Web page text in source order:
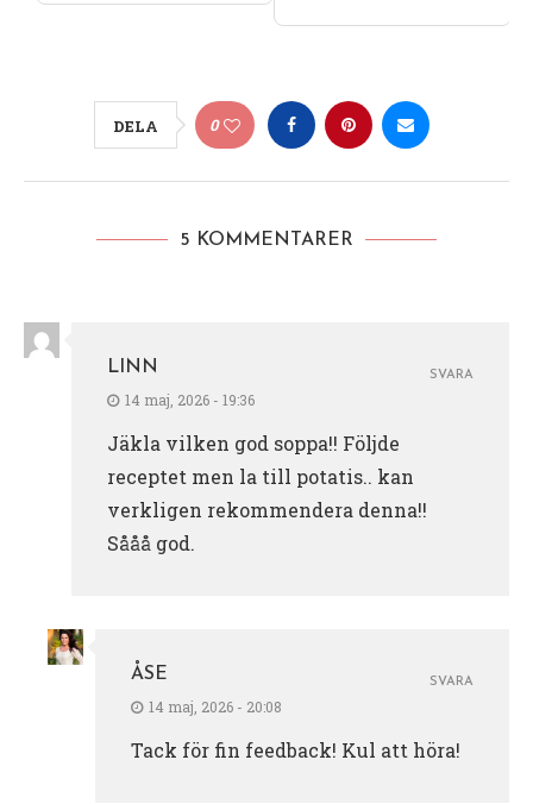
DELA 0
5 KOMMENTARER
LINN
14 maj, 2026 - 19:36
Jäkla vilken god soppa!! Följde
receptet men la till potatis.. kan
verkligen rekommendera denna!!
Sååå god.
SVARA
ÅSE
14 maj, 2026 - 20:08
Tack för fin feedback! Kul att höra!
SVARA